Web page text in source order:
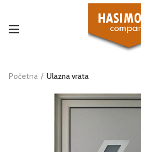
Početna Ulazna vrata